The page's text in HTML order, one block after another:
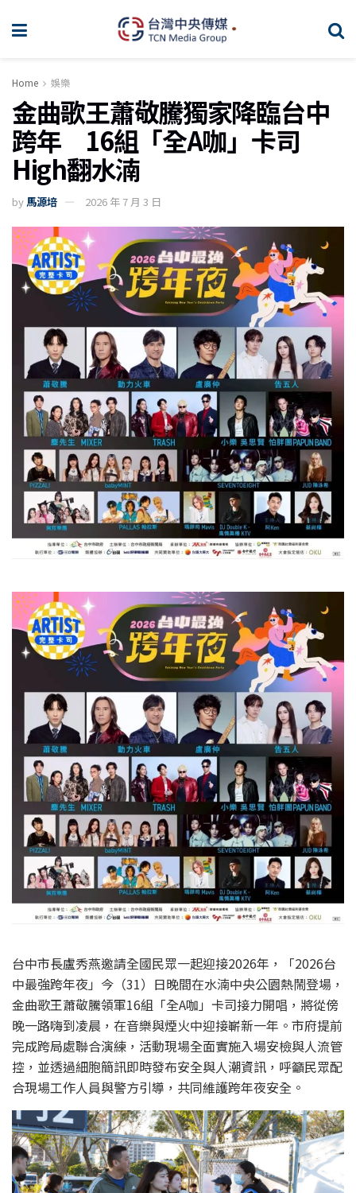
Home 娛樂
金曲歌王蕭敬騰獨家降臨台中
跨年 16組「全A咖」卡司
High翻水湳
by 馬源培 2026 年 7 月 3 日
台中市長盧秀燕邀請全國民眾一起迎接2026年，「2026台
中最強跨年夜」今（31）日晚間在水湳中央公園熱鬧登場，
金曲歌王蕭敬騰領軍16組「全A咖」卡司接力開唱，將從傍
晚一路嗨到凌晨，在音樂與煙火中迎接嶄新一年。市府提前
完成跨局處聯合演練，活動現場全面實施入場安檢與人流管
控，並透過細胞簡訊即時發布安全與人潮資訊，呼籲民眾配
合現場工作人員與警方引導，共同維護跨年夜安全。